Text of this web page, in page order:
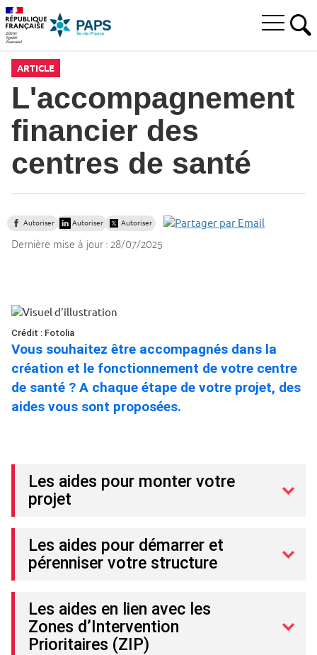
Aller
la
Aller
au
menu
Aller
au
contenu
Ouvrir
ARTICLE
L'accompagnement
financier des
centres de santé
Autoriser Autoriser Autoriser
Dernière mise à jour :28/07/2025
Crédit : Fotolia
Vous souhaitez être accompagnés dans la
création et le fonctionnement de votre centre
de santé ? A chaque étape de votre projet, des
aides vous sont proposées.
Les aides pour monter votre
projet
Les aides pour démarrer et
pérenniser votre structure
Les aides en lien avec les
Zones d’Intervention
Prioritaires (ZIP)